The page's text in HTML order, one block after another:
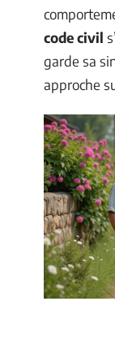
code civil
garde sa
approche